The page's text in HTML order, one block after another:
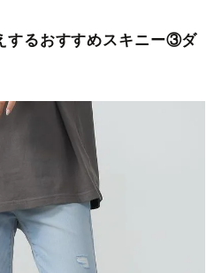
するおすすめスキニー③ダ